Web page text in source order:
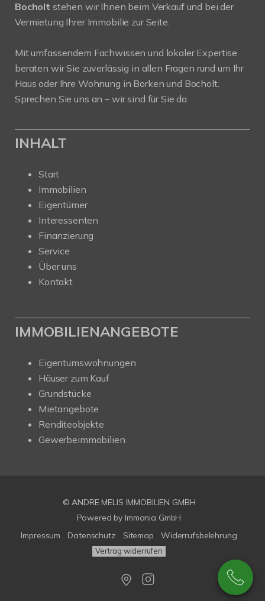
Bocholt stehen wir Ihnen beim Verkauf und bei der
Vermietung Ihrer Immobilie zur Seite.
Mit umfassendem Fachwissen und lokaler Expertise
beraten wir Sie zuverlässig in allen Fragen rund um Ihr
Haus oder Ihre Wohnung in Borken und Bocholt.
Sprechen Sie uns an – wir sind für Sie da.
INHALT
Start
Immobilien
Eigentümer
Interessenten
Finanzierung
Service
Über uns
Kontakt
IMMOBILIENANGEBOTE
Eigentumswohnungen
Häuser zum Kauf
Grundstücke
Mietangebote
Renditeobjekte
Gewerbeimmobilien
© ANDRE MELIS IMMOBILIEN GMBH
Powered by Immonia GmbH
Impressum
Datenschutz Sitemap Widerrufsbelehrung
Vertrag widerrufen